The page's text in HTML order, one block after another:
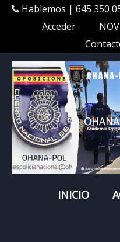
Hablemos | 645 350
Acceder
INICIO